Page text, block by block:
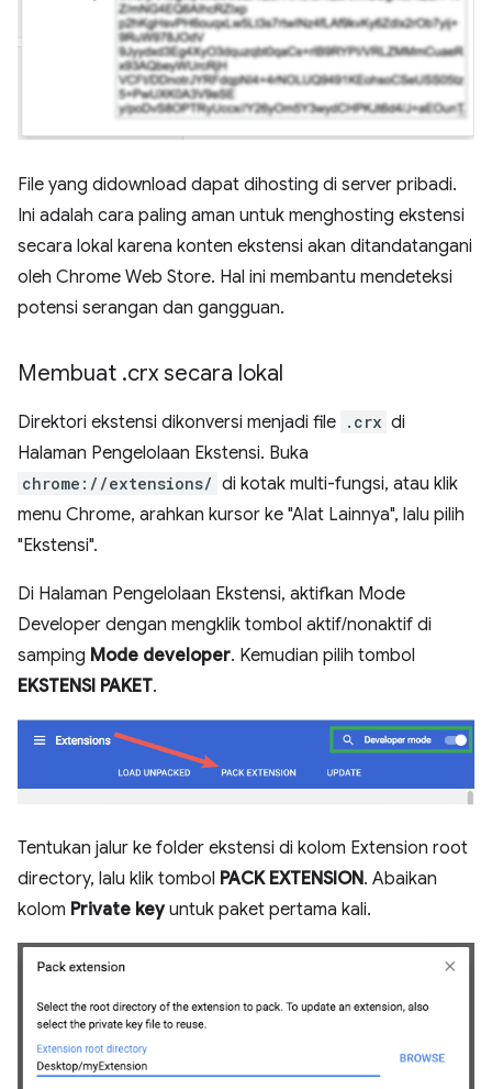
File yang didownload dapat dihosting di server pribadi.
Ini adalah cara paling aman untuk menghosting ekstensi
secara lokal karena konten ekstensi akan ditandatangani
oleh Chrome Web Store. Hal ini membantu mendeteksi
potensi serangan dan gangguan.
Membuat .crx secara lokal
Direktori ekstensi dikonversi menjadi file .crx di
Halaman Pengelolaan Ekstensi. Buka
chrome://extensions/ di kotak multi-fungsi, atau klik
menu Chrome, arahkan kursor ke "Alat Lainnya", lalu pilih
"Ekstensi".
Di Halaman Pengelolaan Ekstensi, aktifkan Mode
Developer dengan mengklik tombol aktif/nonaktif di
samping Mode developer. Kemudian pilih tombol
EKSTENSI PAKET.
Tentukan jalur ke folder ekstensi di kolom Extension root
directory, lalu klik tombol PACK EXTENSION. Abaikan
kolom Private keyuntuk paket pertama kali.